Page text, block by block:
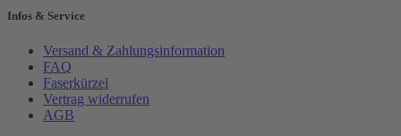
Infos & Service
Versand & Zahlungsinformation
FAQ
Faserkürzel
Vertrag widerrufen
AGB